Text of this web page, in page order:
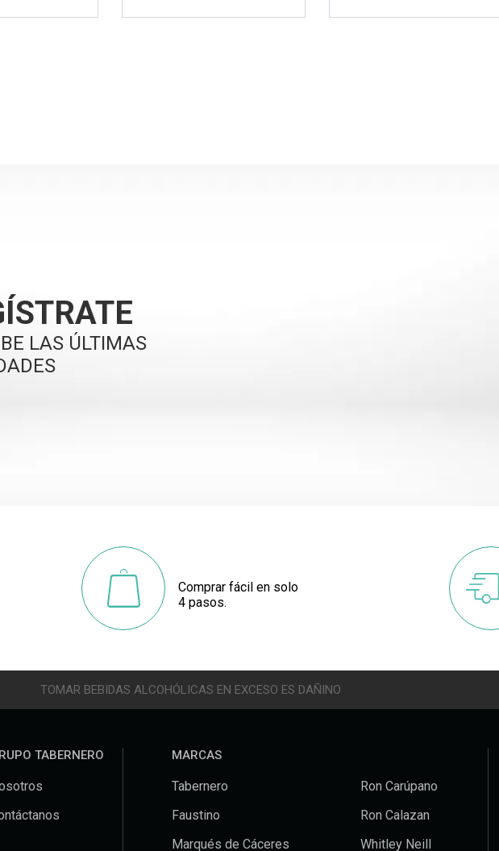
LAS ÚLTIMAS
Comprar fácil en solo
4 pasos.
TOMAR BEBIDAS ALCOHÓLICAS EN EXCESO ES DAÑINO
TABERNERO MARCAS
Tabernero
Faustino
Marqués de Cáceres
Ron Carúpano
Ron Calazan
Whitley Neill